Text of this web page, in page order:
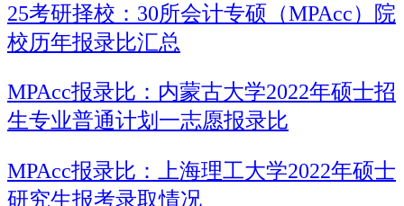
25考研择校：30所会计专硕（MPAcc）院
校历年报录比汇总
MPAcc报录比：内蒙古大学2022年硕士招
生专业普通计划一志愿报录比
MPAcc报录比：上海理工大学​2022年硕士
研究生报考录取情况